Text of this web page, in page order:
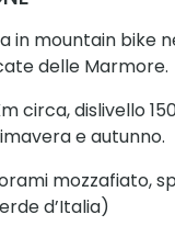
in mountain bike
delle Marmore.
circa, dislivello
e autunno.
mozzafiato,
d’Italia)